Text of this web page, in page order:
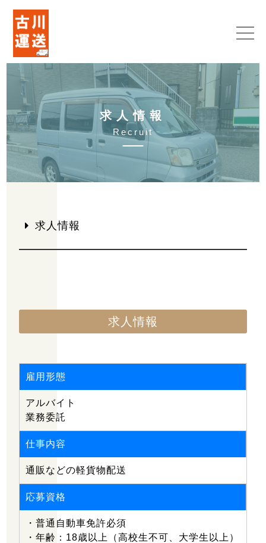
求 人情 報
R ec r uit
求人情報
求人情報
雇用形態
アルバイト
業務委託
仕事内容
通販などの軽貨物配送
応募資格
・普通自動車免許必須
・年齢：18歳以上（高校生不可、大学生以上）